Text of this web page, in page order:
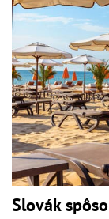
Slovák